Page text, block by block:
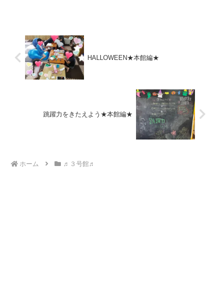
HALLOWEEN★本館編★
跳躍力をきたえよう★本館編★
ホーム ♬３号館♬